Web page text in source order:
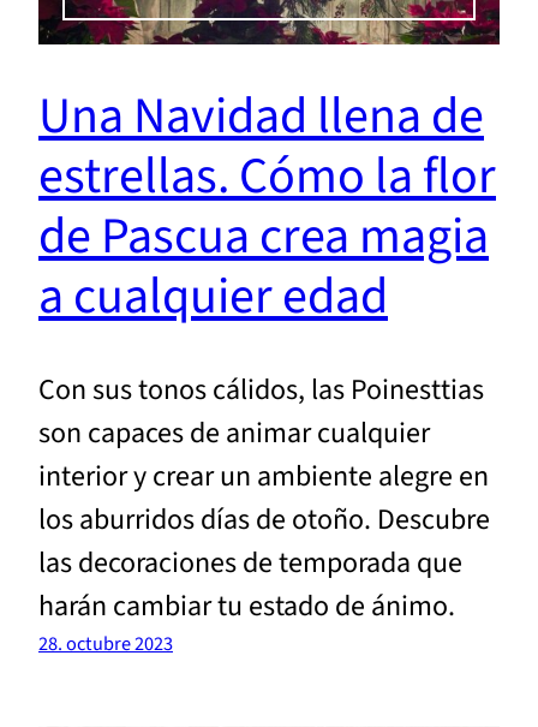
Una Navidad llena de
estrellas. Cómo la flor
de Pascua crea magia
a cualquier edad
Con sus tonos cálidos, las Poinesttias
son capaces de animar cualquier
interior y crear un ambiente alegre en
los aburridos días de otoño. Descubre
las decoraciones de temporada que
harán cambiar tu estado de ánimo.
28. octubre 2023